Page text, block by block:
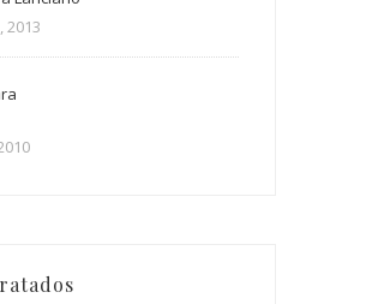
2013